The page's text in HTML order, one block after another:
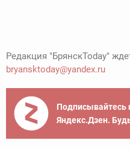
Редакция "БрянскToday"
bryansktoday@yandex.ru
Подписывайтесь
Яндекс.Дзен.